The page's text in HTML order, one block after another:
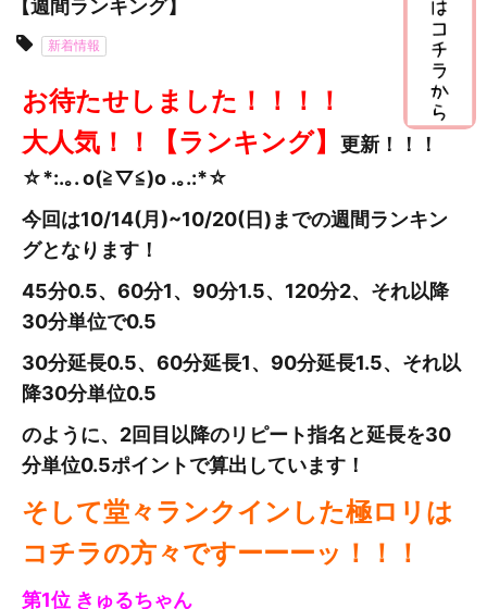
【週間ランキング】
新着情報
お待たせしました！！！！
大人気！！【ランキング】
更新 ！！！
☆*:.｡. o(≧▽≦)o .｡.:*☆
今回は10/14(月)~10/20(日)までの週間ランキン
グとなります！
45分0.5、60分1、90分1.5、120分2、それ以降
30分単位で0.5
30分延長0.5、60分延長1、90分延長1.5、それ以
降30分単位0.5
のように、2回目以降のリピート指名と延長を30
分単位0.5ポイントで算出しています！
そして堂々ランクインした極ロリは
コチラの方々ですーーーッ！！！
第1位 きゅるちゃん